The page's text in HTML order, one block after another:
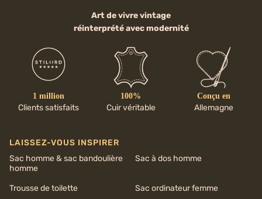
Art de vivre vintage
réinterprété avec modernité
1 million
Clients satisfaits
100%
Cuir véritable
Conçu en
Allemagne
LAISSEZ-VOUS INSPIRER
Sac homme & sac bandoulière
homme
Sac à dos homme
Trousse de toilette
Sac ordinateur femme